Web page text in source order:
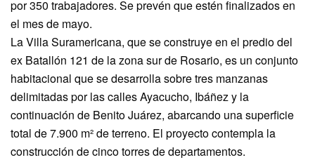
por 350 trabajadores. Se prevén que estén finalizados en
el mes de mayo.
La Villa Suramericana, que se construye en el predio del
ex Batallón 121 de la zona sur de Rosario, es un conjunto
habitacional que se desarrolla sobre tres manzanas
delimitadas por las calles Ayacucho, Ibáñez y la
continuación de Benito Juárez, abarcando una superficie
total de 7.900 m² de terreno. El proyecto contempla la
construcción de cinco torres de departamentos.